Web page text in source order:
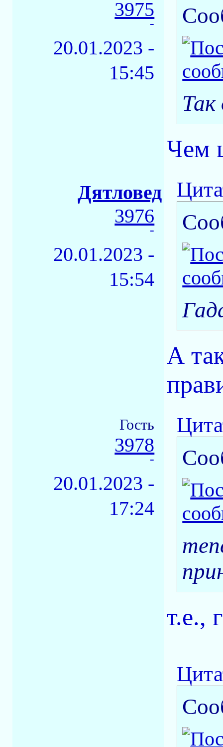
3975
-
20.01.2023 -
15:45
Чем
Дятловед
3976
-
20.01.2023 -
15:54
А
Гость
3978
-
20.01.2023 -
17:24
т.е.,